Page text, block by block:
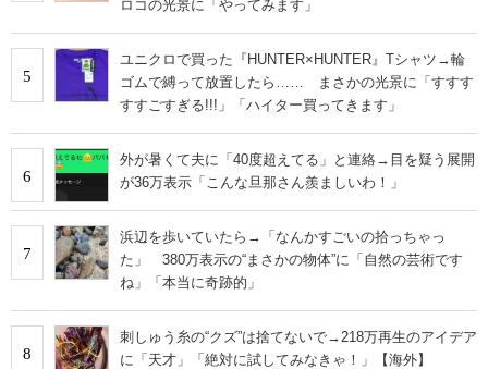
ロコの光景に「やってみます」
5
ユニクロで買った『HUNTER×HUNTER』Tシャツ→輪
ゴムで縛って放置したら…… まさかの光景に「すすす
すすごすぎる!!!」「ハイター買ってきます」
6
外が暑くて夫に「40度超えてる」と連絡→目を疑う展開
が36万表示「こんな旦那さん羨ましいわ！」
7
浜辺を歩いていたら→「なんかすごいの拾っちゃっ
た」 380万表示の“まさかの物体”に「自然の芸術です
ね」「本当に奇跡的」
8
刺しゅう糸の“クズ”は捨てないで→218万再生のアイデア
に「天才」「絶対に試してみなきゃ！」【海外】